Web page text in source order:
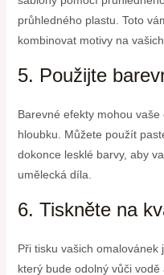
průhledného plastu. Toto
kombinovat motivy na
5. Použijte
Barevné efekty mohou
hloubku. Můžete použít
dokonce lesklé barvy, aby
umělecká díla.
6. Tiskněte na
Při tisku vašich omalovánek
který bude odolný vůči